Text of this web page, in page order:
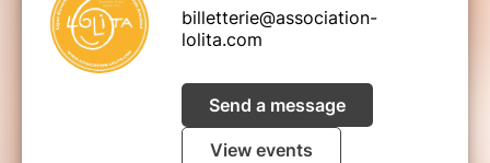
billetterie@association-
lolita.com
Send a message
View events